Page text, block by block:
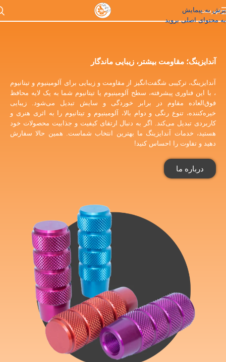
پرش به پیمایش
به محتوای اصلی بروید
فهرست
آندایزینگ؛ مقاومت بیشتر، زیبایی ماندگار
آندایزینگ، ترکیبی شگفت‌انگیز از مقاومت و زیبایی برای آلومینیوم و تیتانیوم
، با این فناوری پیشرفته، سطح آلومینیوم یا تیتانیوم شما به یک لایه محافظ
فوق‌العاده مقاوم در برابر خوردگی و سایش تبدیل می‌شود. زیبایی
خیره‌کننده، تنوع رنگی و دوام بالا، آلومینیوم و تیتانیوم را به اثری هنری و
کاربردی تبدیل می‌کند. اگر به دنبال ارتقای کیفیت و جذابیت محصولات خود
هستید، خدمات آندایزینگ ما بهترین انتخاب شماست. همین حالا سفارش
دهید و تفاوت را احساس کنید!
درباره ما